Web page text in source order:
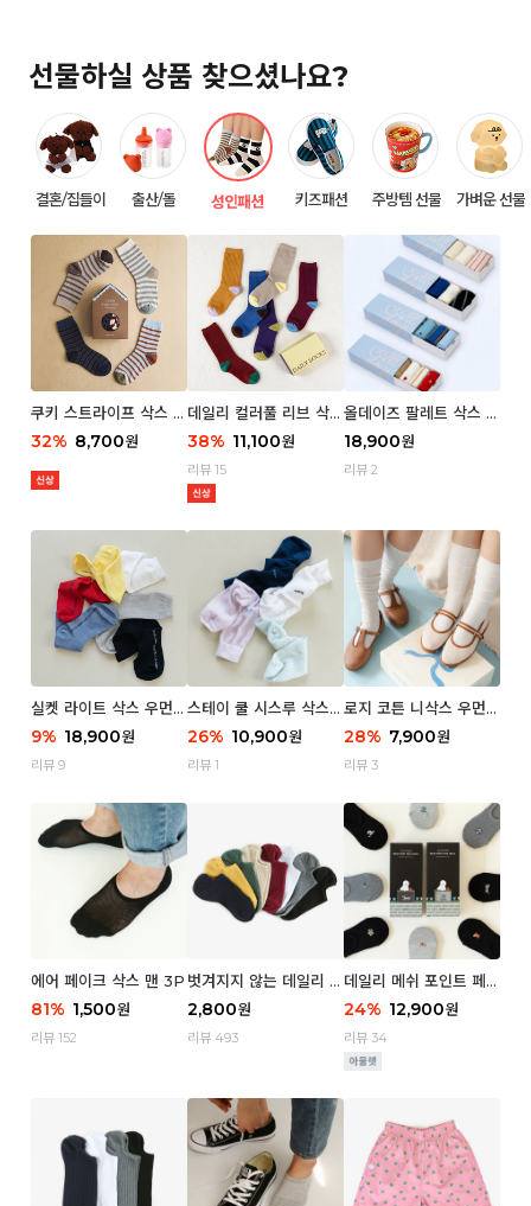
선물하실 상품 찾으셨나요?
결혼/집들이 출산/돌 성인패션 키즈패션 주방템 선물 가벼운 선물
쿠키 스트라이프 삭스 우
먼 2P
32% 8,700원
데일리 컬러풀 리브 삭스
우먼 3P 세트
38% 11,100원
리뷰 15
올데이즈 팔레트 삭스 우
먼 5P
18,900원
리뷰 2
실켓 라이트 삭스 우먼 3
P
9% 18,900원
리뷰 9
스테이 쿨 시스루 삭스
우먼 2P
26% 10,900원
리뷰 1
로지 코튼 니삭스 우먼 1
P
28% 7,900원
리뷰 3
에어 페이크 삭스 맨 3P
81% 1,500원
리뷰 152
벗겨지지 않는 데일리 페
이크 삭스 (우먼)
2,800원
리뷰 493
데일리 메쉬 포인트 페이
크 삭스 우먼 4P
24% 12,900원
리뷰 34